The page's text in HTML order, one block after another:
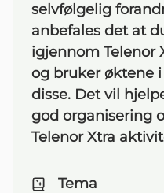
selvfølgelig
anbefales det at
igjennom Telenor
og bruker øktene
disse. Det vil
god organisering
Telenor Xtra
Tema